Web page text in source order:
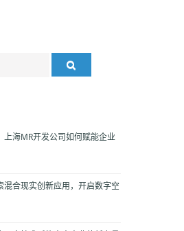
海MR开发公司如何赋能企业
合现实创新应用，开启数字空